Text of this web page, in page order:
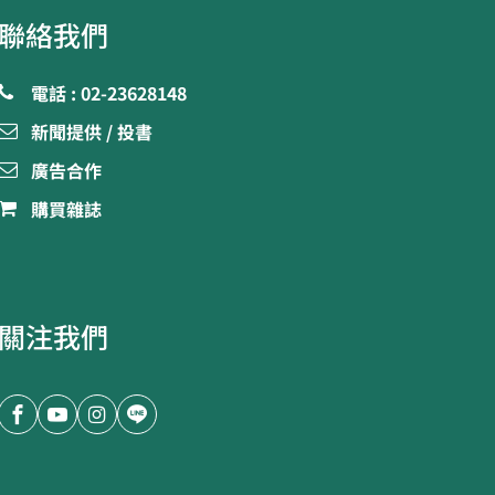
絡我們
電話 : 02-23628148
新聞提供 / 投書
廣告合作
購買雜誌
注我們